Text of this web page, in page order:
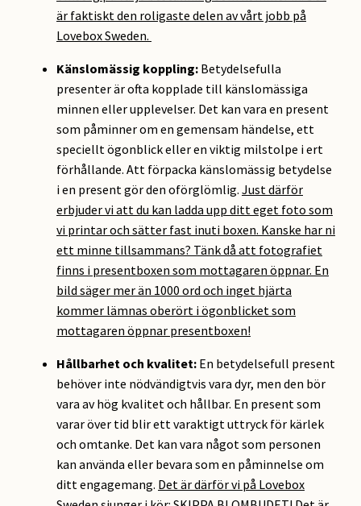
är faktiskt den roligaste delen av vårt jobb på
Lovebox Sweden.
Känslomässig koppling: Betydelsefulla
presenter är ofta kopplade till känslomässiga
minnen eller upplevelser. Det kan vara en present
som påminner om en gemensam händelse, ett
speciellt ögonblick eller en viktig milstolpe i ert
förhållande. Att förpacka känslomässig betydelse
i en present gör den oförglömlig. Just därför
erbjuder vi att du kan ladda upp ditt eget foto som
vi printar och sätter fast inuti boxen. Kanske har ni
ett minne tillsammans? Tänk då att fotografiet
finns i presentboxen som mottagaren öppnar. En
bild säger mer än 1000 ord och inget hjärta
kommer lämnas oberört i ögonblicket som
mottagaren öppnar presentboxen!
Hållbarhet och kvalitet: En betydelsefull present
behöver inte nödvändigtvis vara dyr, men den bör
vara av hög kvalitet och hållbar. En present som
varar över tid blir ett varaktigt uttryck för kärlek
och omtanke. Det kan vara något som personen
kan använda eller bevara som en påminnelse om
ditt engagemang. Det är därför vi på Lovebox